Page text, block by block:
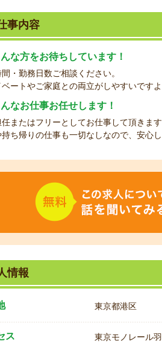
事内容
な方をお待ちしています！
・勤務日数ご相談ください。
ベートやご家庭との両立がしやすいです
なお仕事お任せします！
またはフリーとしてお仕事して頂きます
ち帰りの仕事も一切なしなので、安心
情報
東京都港区
ス
東京モノレール